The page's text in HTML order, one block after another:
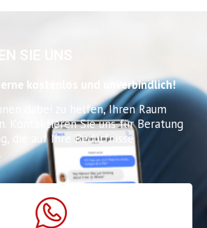
SIE UNS
kostenlos und unverbindlich!
dabei zu helfen, Ihren Raum
Kontaktieren Sie uns für Beratung
die auf Ihre Bedürfnisse